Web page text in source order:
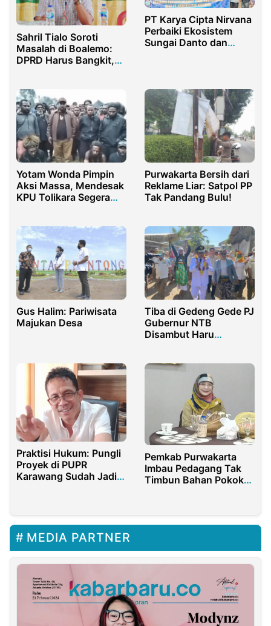
Sahril Tialo Soroti
Masalah di Boalemo:
DPRD Harus Bangkit,
PT Karya Cipta Nirvana
Perbaiki Ekosistem
Sungai Danto dan
Yotam Wonda Pimpin
Aksi Massa, Mendesak
KPU Tolikara Segera
Purwakarta Bersih dari
Reklame Liar: Satpol PP
Tak Pandang Bulu!
Gus Halim: Pariwisata
Majukan Desa
Tiba di Gedeng Gede PJ
Gubernur NTB
Disambut Haru
Praktisi Hukum: Pungli
Proyek di PUPR
Karawang Sudah Jadi
Pemkab Purwakarta
Imbau Pedagang Tak
Timbun Bahan Pokok
MEDIA PARTNER